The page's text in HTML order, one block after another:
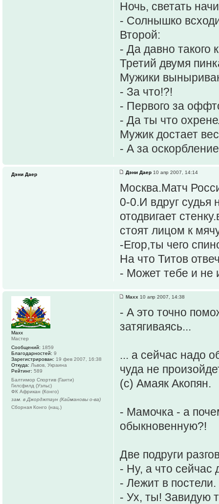
Ночь, светать
- Солнышко
Второй:
- Да давно такого
Третий двумя
Мужики
- За что!?!
- Первого за
- Да ты что
Мужик достает
- А за
Дэни Даер 10 апр 2007, 14:14
Москва.Матч
0-0.И вдруг судья
отодвигает
стоят лицом к
-Егор,ты чего
На что Титов
- Может тебе и не
Дэни Даер
Maxx 10 апр 2007, 14:38
- А это точно
затягиваясь...
... а сейчас надо
чуда не
(с) Амаяк Акопян.
- Мамочка - а
обыкновенную?!
Две подруги
- Ну, а что сейчас
- Лежит в
- Ух, ты! Завидую
Maxx
Мастер
Сообщений: 1859
Благодарностей: 9
Зарегистрирован: 19 фев 2007, 16:38
Откуда: Львов, Украина
Рейтинг: 589
Балтимор Спортив (Гаити)
Гилсфилд (Уэльс)
ФК Африкан (Конго)
зам. в Джорджтаун (Каймановы о-ва)
Сборная Конго (нац.)